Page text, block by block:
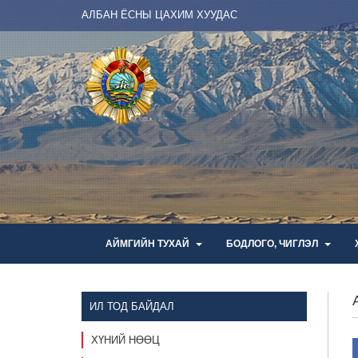
АЛБАН ЁСНЫ ЦАХИМ ХУУДАС
АЙМГИЙН ТУХАЙ БОДЛОГО, ЧИГЛЭЛ
ИЛ ТОД БАЙДАЛ
ХҮНИЙ НӨӨЦ